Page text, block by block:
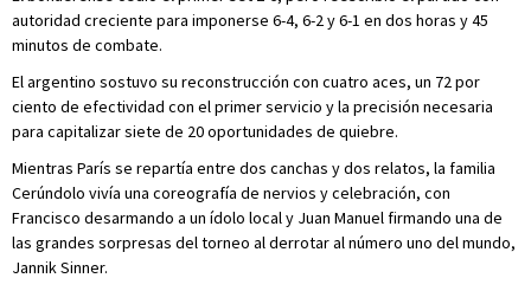
autoridad creciente para imponerse 6-4, 6-2 y 6-1 en dos horas y 45
minutos de combate.
El argentino sostuvo su reconstrucción con cuatro aces, un 72 por
ciento de efectividad con el primer servicio y la precisión necesaria
para capitalizar siete de 20 oportunidades de quiebre.
Mientras París se repartía entre dos canchas y dos relatos, la familia
Cerúndolo vivía una coreografía de nervios y celebración, con
Francisco desarmando a un ídolo local y Juan Manuel firmando una de
las grandes sorpresas del torneo al derrotar al número uno del mundo,
Jannik Sinner.